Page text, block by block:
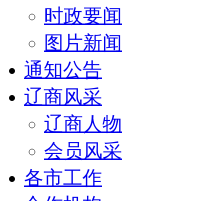
时政要闻
图片新闻
通知公告
辽商风采
辽商人物
会员风采
各市工作